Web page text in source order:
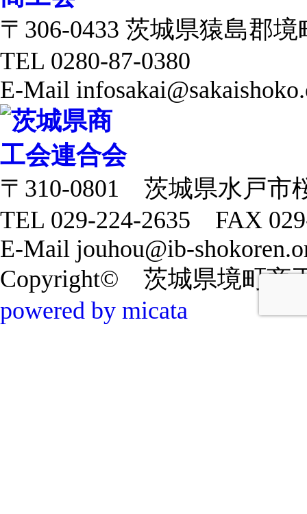
〒306-0433 茨城県猿島郡境
TEL 0280-87-0380
E-Mail
〒310-0801 茨城県水戸市
TEL 029-224-2635 FAX
E-Mail jouhou@ib-
Copyright© 茨城県境町商
powered by micata